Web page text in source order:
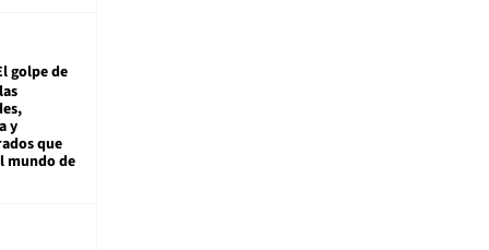
golpe de
y
que
mundo de